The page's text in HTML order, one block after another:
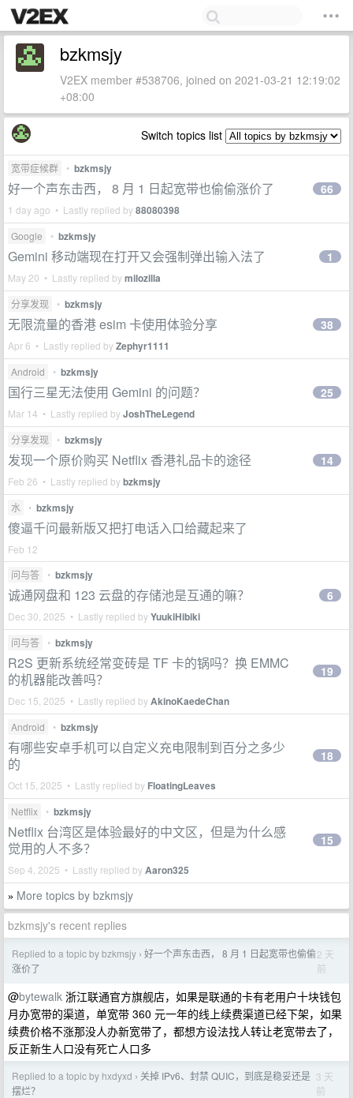
bzkmsjy
V2EX member #538706, joined on 2021-03-21 12:19:02
+08:00
Switch topics list
宽带症候群 • bzkmsjy
好一个声东击西， 8 月 1 日起宽带也偷偷涨价了
1 day ago • Lastly replied by88080398
66
Google • bzkmsjy
Gemini 移动端现在打开又会强制弹出输入法了
May 20 • Lastly replied bymilozilla
1
分享发现 • bzkmsjy
无限流量的香港 esim 卡使用体验分享
Apr 6 • Lastly replied byZephyr1111
38
Android • bzkmsjy
国行三星无法使用 Gemini 的问题？
Mar 14 • Lastly replied byJoshTheLegend
25
分享发现 • bzkmsjy
发现一个原价购买 Netflix 香港礼品卡的途径
Feb 26 • Lastly replied bybzkmsjy
14
水 • bzkmsjy
傻逼千问最新版又把打电话入口给藏起来了
Feb 12
问与答
• bzkmsjy
诚通网盘和 123 云盘的存储池是互通的嘛？
Dec 30, 2025 • Lastly replied byYuukiHibiki
6
问与答 • bzkmsjy
R2S 更新系统经常变砖是 TF 卡的锅吗？换 EMMC
的机器能改善吗？
Dec 15, 2025 • Lastly replied byAkinoKaedeChan
19
Android • bzkmsjy
有哪些安卓手机可以自定义充电限制到百分之多少
的
Oct 15, 2025 • Lastly replied by FloatingLeaves
18
Netflix • bzkmsjy
Netflix 台湾区是体验最好的中文区，但是为什么感
觉用的人不多？
Sep 4, 2025 • Lastly replied byAaron325
15
» More topics by bzkmsjy
bzkmsjy's recent replies
Replied to a topic by bzkmsjy › 好一个声东击西， 8 月 1 日起宽带也偷偷
涨价了
2 天
前
@bytewalk 浙江联通官方旗舰店，如果是联通的卡有老用户十块钱包
月办宽带的渠道，单宽带 360 元一年的线上续费渠道已经下架，如果
续费价格不涨那没人办新宽带了，都想方设法找人转让老宽带去了，
反正新生人口没有死亡人口多
Replied to a topic by hxdyxd › 关掉 IPv6、封禁 QUIC，到底是稳妥还是
摆烂？
3 天
前